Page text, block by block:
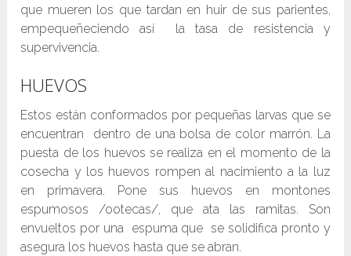
que mueren los que tardan en huir de sus parientes,
empequeñeciendo así la tasa de resistencia y
supervivencia.
HUEVOS
Estos están conformados por pequeñas larvas que se
encuentran dentro de una bolsa de color marrón. La
puesta de los huevos se realiza en el momento de la
cosecha y los huevos rompen al nacimiento a la luz
en primavera. Pone sus huevos en montones
espumosos /ootecas/, que ata las ramitas. Son
envueltos por una espuma que se solidifica pronto y
asegura los huevos hasta que se abran.